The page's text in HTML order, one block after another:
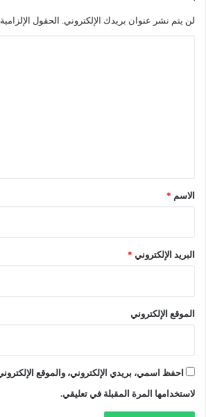
ث
ن
و
ج
لن يتم نشر عنوان بريدك الإلكتروني. الحقول
*
الاسم *
البريد الإلكتروني *
الموقع الإلكتروني
احفظ اسمي، بريدي الإلكتروني، والموقع
لاستخدامها المرة المقبلة في تعليقي.